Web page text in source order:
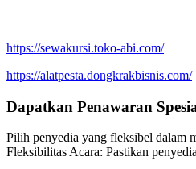
https://sewakursi.toko-abi.com/
https://alatpesta.dongkrakbisnis.com/
Dapatkan Penawaran
Pilih penyedia yang fleksibel dalam
Fleksibilitas Acara: Pastikan